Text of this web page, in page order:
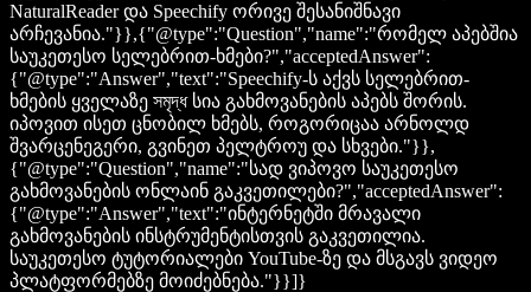
NaturalReader და Speechify ორივე შესანიშნავი
არჩევანია."}},{"@type":"Question","name":"რომელ აპებშია
საუკეთესო სელებრით-ხმები?","acceptedAnswer":
{"@type":"Answer","text":"Speechify-ს აქვს სელებრით-
ხმების ყველაზე সমৃদ্ধ სია გახმოვანების აპებს შორის.
იპოვით ისეთ ცნობილ ხმებს, როგორიცაა არნოლდ
შვარცენეგერი, გვინეთ პელტროუ და სხვები."}},
{"@type":"Question","name":"სად ვიპოვო საუკეთესო
გახმოვანების ონლაინ გაკვეთილები?","acceptedAnswer":
{"@type":"Answer","text":"ინტერნეტში მრავალი
გახმოვანების ინსტრუმენტისთვის გაკვეთილია.
საუკეთესო ტუტორიალები YouTube-ზე და მსგავს ვიდეო
პლატფორმებზე მოიძებნება."}}]}